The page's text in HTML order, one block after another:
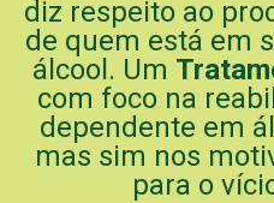
diz respeito ao
de quem está em
álcool. Um
com foco na
dependente em
mas sim nos
para o